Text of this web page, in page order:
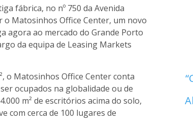
fábrica, no nº 750 da Avenida
o Matosinhos Office Center, um novo
agora ao mercado do Grande Porto
da equipa de Leasing Markets
o Matosinhos Office Center conta
ocupados na globalidade ou de
m² de escritórios acima do solo,
com cerca de 100 lugares de